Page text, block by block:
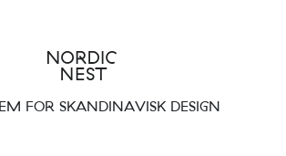
FOR SKANDINAVISK DESIGN